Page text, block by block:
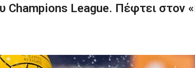
League. Πέφτει στον